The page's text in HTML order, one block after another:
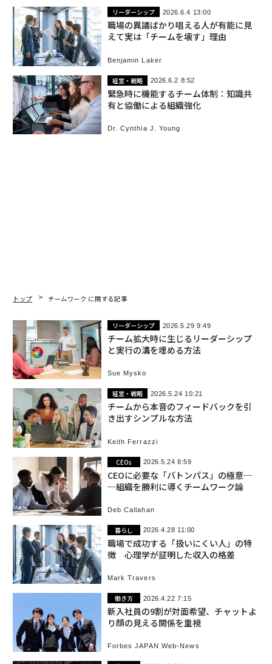
リーダーシップ 2026.6.4 13:00
職場の異議ばかり唱える人が有能に見
えて実は「チームを壊す」理由
Benjamin Laker
経営・戦略 2026.6.2 8:52
緊急時に機能するチーム体制：知識共
有と協働による組織強化
Dr. Cynthia J. Young
トップ チームワーク に関する記事
リーダーシップ 2026.5.29 9:49
チーム拡大時に生じるリーダーシップ
と実行の溝を埋める方法
Sue Mysko
経営・戦略 2026.5.24 10:21
チームから本音のフィードバックを引
き出すシンプルな方法
Keith Ferrazzi
CEOs 2026.5.24 8:59
CEOに必要な「バトンパス」の極意─
─組織を勝利に導くチームワーク論
Deb Callahan
暮らし 2026.4.28 11:00
職場で成功する「扱いにくい人」の特
徴 心理学が証明した収入の格差
Mark Travers
働き方 2026.4.22 7:15
新入社員の9割が対面希望、チャットよ
り顔の見える関係を重視
Forbes JAPAN Web-News